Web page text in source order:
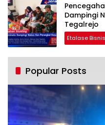
Dampingi
Tegalrejo
Etalase Bisnis
Popular Posts